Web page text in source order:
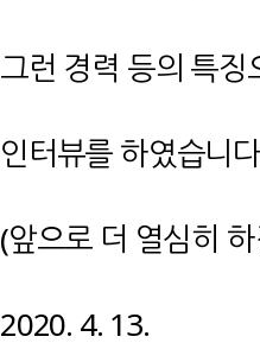
그런 경력 등의 특
인터뷰를 하였습니
(앞으로 더 열심히
2020. 4. 13.